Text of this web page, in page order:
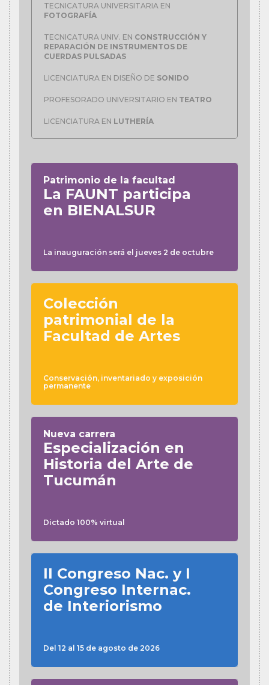
TECNICATURA UNIVERSITARIA EN
FOTOGRAFÍA
TECNICATURA UNIV. EN CONSTRUCCIÓN Y
REPARACIÓN DE INSTRUMENTOS DE
CUERDAS PULSADAS
LICENCIATURA EN DISEÑO DE SONIDO
PROFESORADO UNIVERSITARIO EN TEATRO
LICENCIATURA EN LUTHERÍA
Patrimonio de la facultad
La FAUNT participa
en BIENALSUR
La inauguración será el jueves 2 de octubre
Colección
patrimonial de la
Facultad de Artes
Conservación, inventariado y exposición
permanente
Nueva carrera
Especialización en
Historia del Arte de
Tucumán
Dictado 100% virtual
II Congreso Nac. y I
Congreso Internac.
de Interiorismo
Del 12 al 15 de agosto de 2026